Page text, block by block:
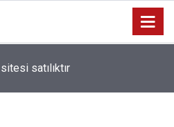
satılıktır